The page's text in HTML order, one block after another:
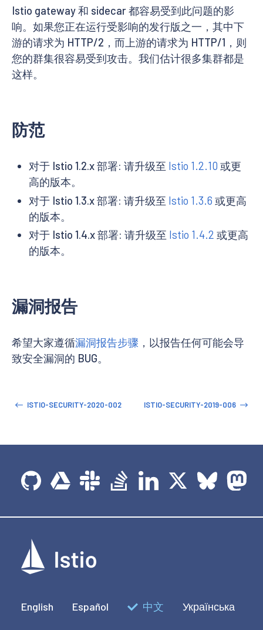
Istio gateway 和 sidecar 都容易受到此问题的影
响。如果您正在运行受影响的发行版之一，其中下
游的请求为 HTTP/2，而上游的请求为 HTTP/1，则
您的群集很容易受到攻击。我们估计很多集群都是
这样。
防范
对于 Istio 1.2.x 部署: 请升级至 Istio 1.2.10 或更
高的版本。
对于 Istio 1.3.x 部署: 请升级至 Istio 1.3.6 或更高
的版本。
对于 Istio 1.4.x 部署: 请升级至 Istio 1.4.2 或更高
的版本。
漏洞报告
希望大家遵循漏洞报告步骤 ，以报告任何可能会导
致安全漏洞的 BUG。
ISTIO-SECURITY-2020-002 ISTIO-SECURITY-2019-006
English Español 中文 Українська